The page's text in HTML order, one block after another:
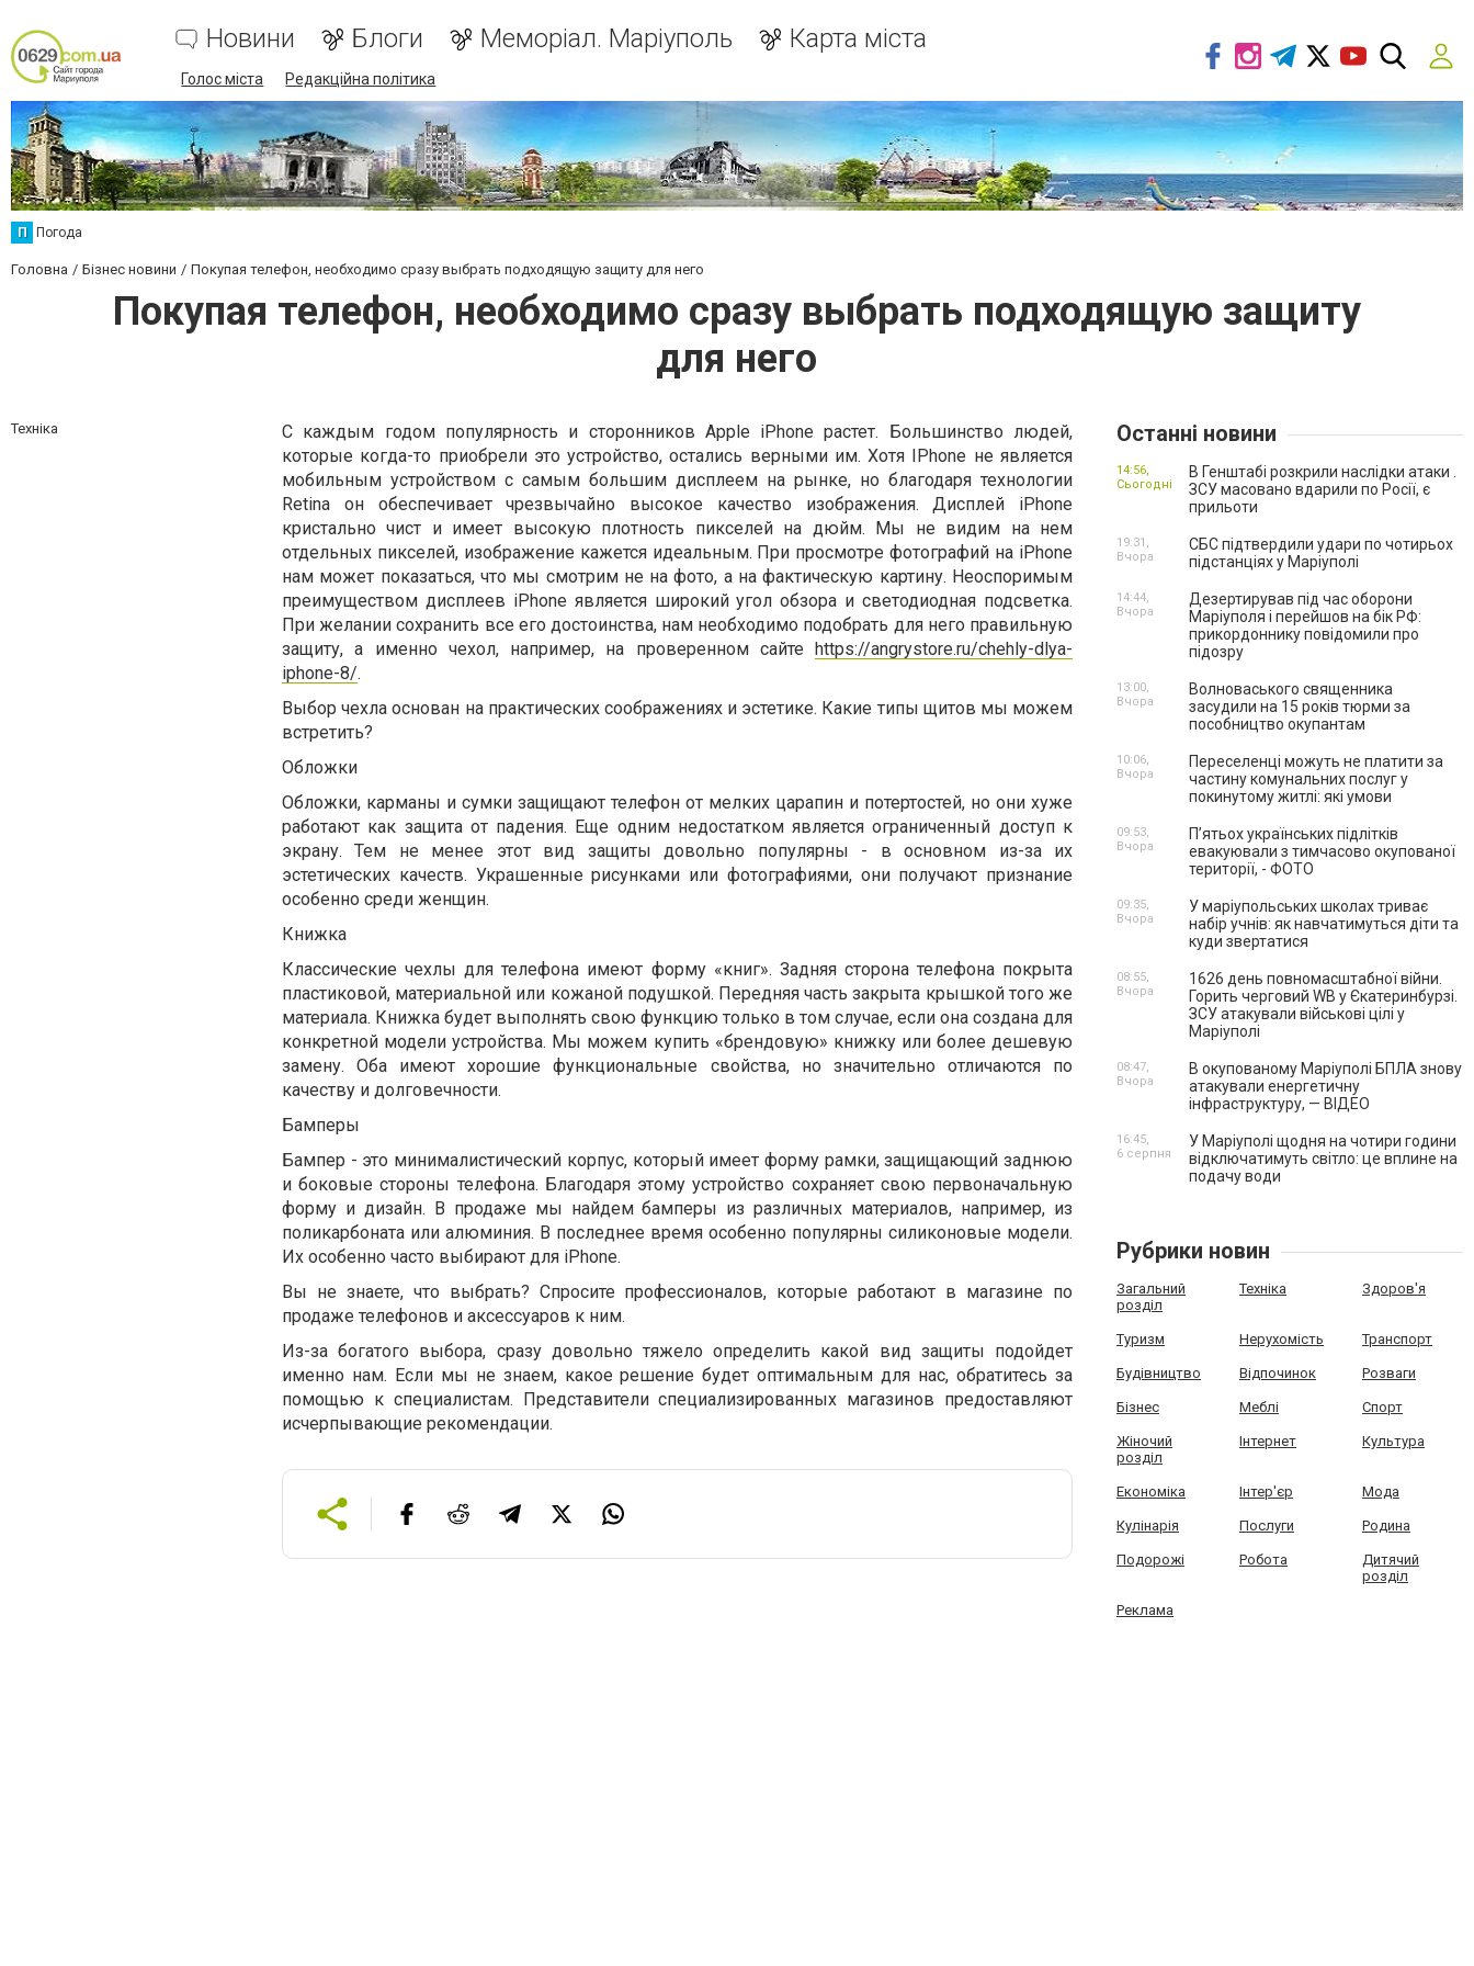
Новини Блоги Меморіал. Маріуполь Карта міста
Голос міста Редакційна політика
П Погода
Головна Бізнес новини Покупая телефон, необходимо сразу выбрать подходящую защиту для него
Покупая телефон, необходимо сразу выбрать подходящую защиту
для него
Техніка
С каждым годом популярность и сторонников Apple iPhone растет. Большинство людей,
которые когда-то приобрели это устройство, остались верными им. Хотя IPhone не является
мобильным устройством с самым большим дисплеем на рынке, но благодаря технологии
Retina он обеспечивает чрезвычайно высокое качество изображения. Дисплей iPhone
кристально чист и имеет высокую плотность пикселей на дюйм. Мы не видим на нем
отдельных пикселей, изображение кажется идеальным. При просмотре фотографий на iPhone
нам может показаться, что мы смотрим не на фото, а на фактическую картину. Неоспоримым
преимуществом дисплеев iPhone является широкий угол обзора и светодиодная подсветка.
При желании сохранить все его достоинства, нам необходимо подобрать для него правильную
защиту, а именно чехол, например, на проверенном сайте https://angrystore.ru/chehly-dlya-
iphone-8/.
Выбор чехла основан на практических соображениях и эстетике. Какие типы щитов мы можем
встретить?
Обложки
Обложки, карманы и сумки защищают телефон от мелких царапин и потертостей, но они хуже
работают как защита от падения. Еще одним недостатком является ограниченный доступ к
экрану. Тем не менее этот вид защиты довольно популярны - в основном из-за их
эстетических качеств. Украшенные рисунками или фотографиями, они получают признание
особенно среди женщин.
Книжка
Классические чехлы для телефона имеют форму «книг». Задняя сторона телефона покрыта
пластиковой, материальной или кожаной подушкой. Передняя часть закрыта крышкой того же
материала. Книжка будет выполнять свою функцию только в том случае, если она создана для
конкретной модели устройства. Мы можем купить «брендовую» книжку или более дешевую
замену. Оба имеют хорошие функциональные свойства, но значительно отличаются по
качеству и долговечности.
Бамперы
Бампер - это минималистический корпус, который имеет форму рамки, защищающий заднюю
и боковые стороны телефона. Благодаря этому устройство сохраняет свою первоначальную
форму и дизайн. В продаже мы найдем бамперы из различных материалов, например, из
поликарбоната или алюминия. В последнее время особенно популярны силиконовые модели.
Их особенно часто выбирают для iPhone.
Вы не знаете, что выбрать? Спросите профессионалов, которые работают в магазине по
продаже телефонов и аксессуаров к ним.
Из-за богатого выбора, сразу довольно тяжело определить какой вид защиты подойдет
именно нам. Если мы не знаем, какое решение будет оптимальным для нас, обратитесь за
помощью к специалистам. Представители специализированных магазинов предоставляют
исчерпывающие рекомендации.
Останні новини
В Генштабі розкрили наслідки атаки .
ЗСУ масовано вдарили по Росії, є
прильоти
14:56,
Сьогодні
СБС підтвердили удари по чотирьох
підстанціях у Маріуполі
19:31,
Вчора
Дезертирував під час оборони
Маріуполя і перейшов на бік РФ:
прикордоннику повідомили про
підозру
14:44,
Вчора
Волноваського священника
засудили на 15 років тюрми за
пособництво окупантам
13:00,
Вчора
Переселенці можуть не платити за
частину комунальних послуг у
покинутому житлі: які умови
10:06,
Вчора
П’ятьох українських підлітків
евакуювали з тимчасово окупованої
території, - ФОТО
09:53,
Вчора
У маріупольських школах триває
набір учнів: як навчатимуться діти та
куди звертатися
09:35,
Вчора
1626 день повномасштабної війни.
Горить черговий WB у Єкатеринбурзі.
ЗСУ атакували військові цілі у
Маріуполі
08:55,
Вчора
В окупованому Маріуполі БПЛА знову
атакували енергетичну
інфраструктуру, — ВІДЕО
08:47,
Вчора
У Маріуполі щодня на чотири години
відключатимуть світло: це вплине на
подачу води
16:45,
6 серпня
Рубрики новин
Загальний
розділ
Техніка Здоров'я
Туризм Нерухомість Транспорт
Будівництво Відпочинок Розваги
Бізнес Меблі Спорт
Жіночий
розділ
Інтернет Культура
Економіка Інтер'єр Мода
Кулінарія Послуги Родина
Подорожі Робота
Дитячий
розділ
Реклама